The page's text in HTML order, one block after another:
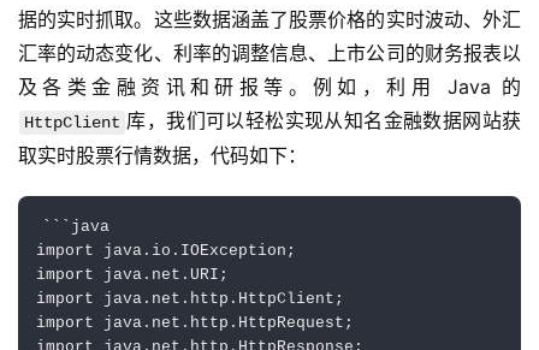
据的实时抓取。这些数据涵盖了股票价格的实时波动、外汇
汇率的动态变化、利率的调整信息、上市公司的财务报表以
及各类金融资讯和研报等。例如，利用 Java 的
HttpClient 库，我们可以轻松实现从知名金融数据网站获
取实时股票行情数据，代码如下：
```java
import java.io.IOException;
import java.net.URI;
import java.net.http.HttpClient;
import java.net.http.HttpRequest;